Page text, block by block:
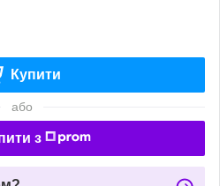
Купити
або
з